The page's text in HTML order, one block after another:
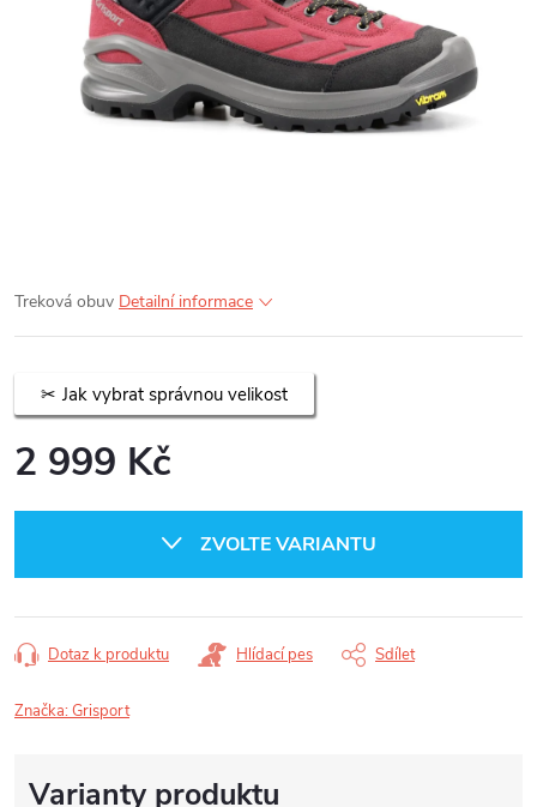
Treková obuv Detailní informace
Jak vybrat správnou velikost
2 999 Kč
ZVOLTE VARIANTU
Dotaz k produktu Hlídací pes Sdílet
Značka:Grisport